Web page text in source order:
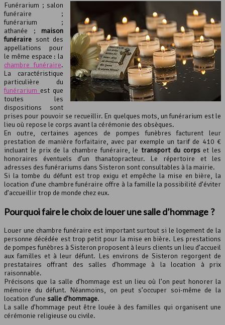
Funérarium ; salon
funéraire ;
funérarium ;
athanée ; maison
funéraire sont des
appellations pour
le même espace : la
chambre funéraire.
La caractéristique
particulière du
funérarium est que
toutes les
dispositions sont
prises pour pouvoir se recueillir. En quelques mots, un funérarium est le
lieu où repose le corps avant la cérémonie des obsèques.
En outre, certaines agences de pompes funèbres facturent leur
prestation de manière forfaitaire, avec par exemple un tarif de 410 €
incluant le prix de la chambre funéraire, le transport du corpset les
honoraires éventuels d’un thanatopracteur. Le répertoire et les
adresses des funérariums dans Sisteron sont consultables à la mairie.
Si la tombe du défunt est trop exigu et empêche la mise en bière, la
location d’une chambre funéraire offre à la famille la possibilité d’éviter
d’accueillir trop de monde chez eux.
Pourquoi faire le choix de louer une salle d’hommage ?
Louer une chambre funéraire est important surtout si le logement de la
personne décédée est trop petit pour la mise en bière. Les prestations
de pompes funèbres à Sisteron proposent à leurs clients un lieu d’accueil
aux familles et à leur défunt. Les environs de Sisteron regorgent de
prestataires offrant des salles d’hommage à la location à prix
raisonnable.
Précisons que la salle d’hommage est un lieu où l’on peut honorer la
mémoire du défunt. Néanmoins, on peut s’occuper soi-même de la
location d’une salle d’hommage.
La salle d’hommage peut être louée à des familles qui organisent une
cérémonie religieuse ou civile.